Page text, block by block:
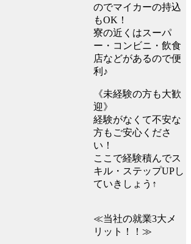
のでマイカーの持込
もOK！
寮の近くはスーパ
ー・コンビニ・飲食
店などがあるので便
利♪
《未経験の方も大歓
迎》
経験がなくて不安な
方もご安心くださ
い！
ここで経験積んでス
キル・ステップUPし
ていきしょう↑
≪当社の就業3大メ
リット！！≫